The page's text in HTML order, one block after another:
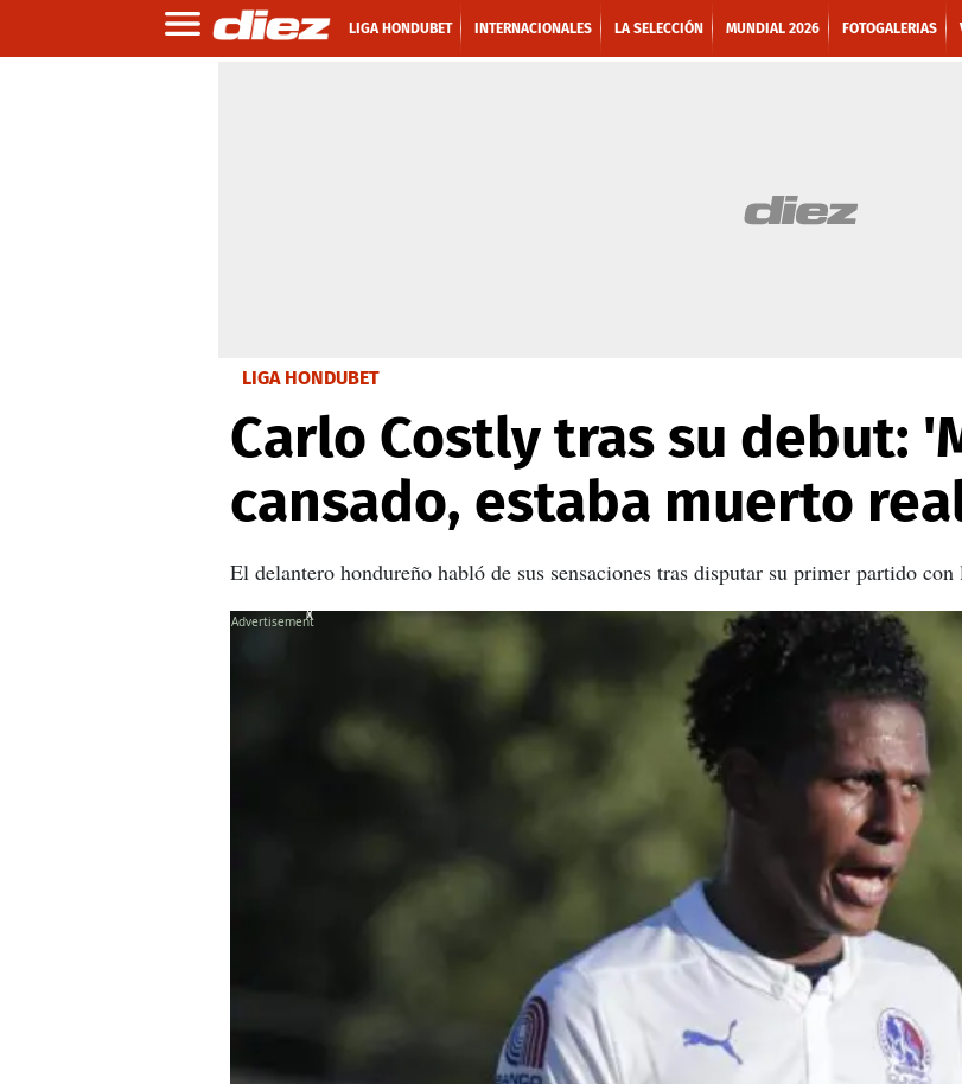
LIGA HONDUBET INTERNACIONALES LA SELECCIÓN MUNDIAL 2026 FOTOGALERIAS
LIGA HONDUBET
Carlo Costly tras su debut:
cansado, estaba muerto
El delantero hondureño habló de sus sensaciones tras disputar su primer partido
X